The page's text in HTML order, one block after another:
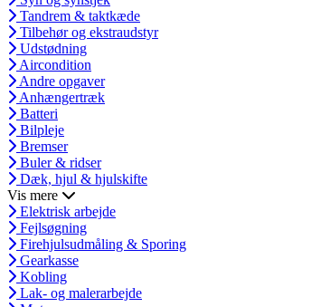
Tandrem & taktkæde
Tilbehør og ekstraudstyr
Udstødning
Aircondition
Andre opgaver
Anhængertræk
Batteri
Bilpleje
Bremser
Buler & ridser
Dæk, hjul & hjulskifte
Vis mere
Elektrisk arbejde
Fejlsøgning
Firehjulsudmåling & Sporing
Gearkasse
Kobling
Lak- og malerarbejde